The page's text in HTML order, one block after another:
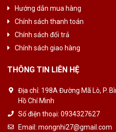
Hướng dẫn mua hàng
Chính sách thanh toán
Chính sách đổi trả
Chính sách giao hàng
THÔNG TIN LIÊN HỆ
Địa chỉ: 198A Đường Mã Lò, P.
Hồ Chí Minh
Số điện thoại: 0934327627
Email: mongnhi27@gmail.com